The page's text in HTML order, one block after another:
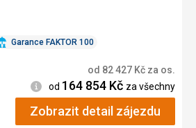
Garance FAKTOR 100
od 82 427 Kč za os.
Informace
od 164 854 Kč za všechny
Zobrazit detail zájezdu